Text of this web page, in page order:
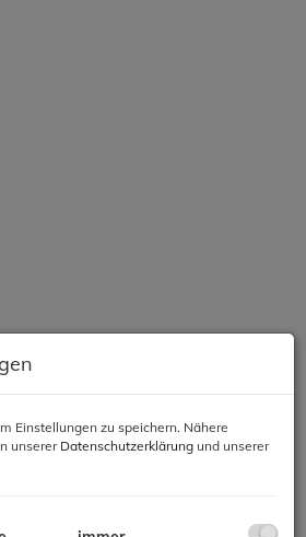
Einstellungen zu speichern. Nähere
unserer Datenschutzerklärung und unserer